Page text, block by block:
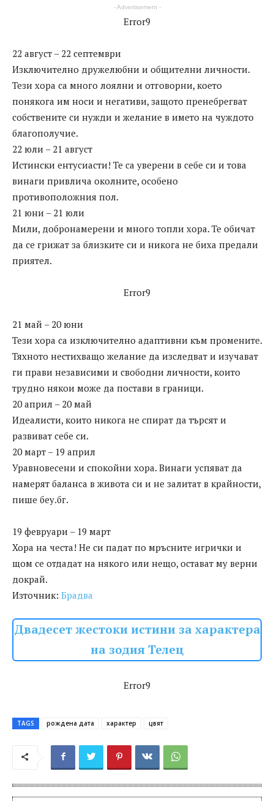
- Advertisement -
Error9
22 август – 22 септември
Изключително дружелюбни и общителни личности.
Тези хора са много лоялни и отговорни, което
понякога им носи и негативи, защото пренебрегват
собствените си нужди и желание в името на чуждото
благополучие.
22 юли – 21 август
Истински ентусиасти! Те са уверени в себе си и това
винаги привлича околните, особено
противоположния пол.
21 юни – 21 юли
Мили, добронамерени и много топли хора. Те обичат
да се грижат за близките си и никога не биха предали
приятел.
Error9
21 май – 20 юни
Тези хора са изключително адаптивни към промените.
Тяхното нестихващо желание да изследват и изучават
ги прави независими и свободни личности, които
трудно някои може да постави в граници.
20 април – 20 май
Идеалисти, които никога не спират да търсят и
развиват себе си.
20 март – 19 април
Уравновесени и спокойни хора. Винаги успяват да
намерят баланса в живота си и не залитат в крайности,
пише беу.бг.
19 февруари – 19 март
Хора на честа! Не си падат по мръсните игрички и
щом се отдадат на някого или нещо, остават му верни
докрай.
Източник: Брадва
Двадесет жестоки истини за характера
на зодия Телец
Error9
TAGS рождена дата характер цвят